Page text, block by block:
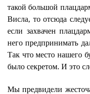
такой большой
Висла, то отсюда
если захвачен
него предпринимать
Так что место нашего
было секретом. И это
Мы предвидели